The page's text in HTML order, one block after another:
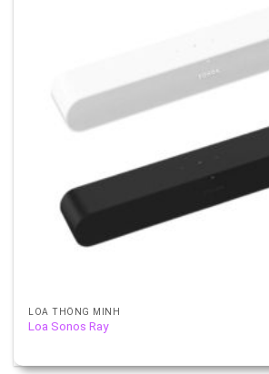
LOA THÔNG MINH
Loa Sonos Ray